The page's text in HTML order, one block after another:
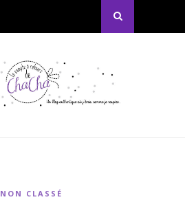
NON CLASSÉ